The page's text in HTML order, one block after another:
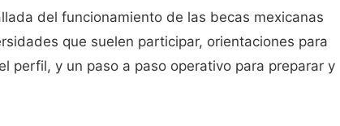
del funcionamiento de las becas mexicanas
que suelen participar, orientaciones para
perfil, y un paso a paso operativo para preparar y